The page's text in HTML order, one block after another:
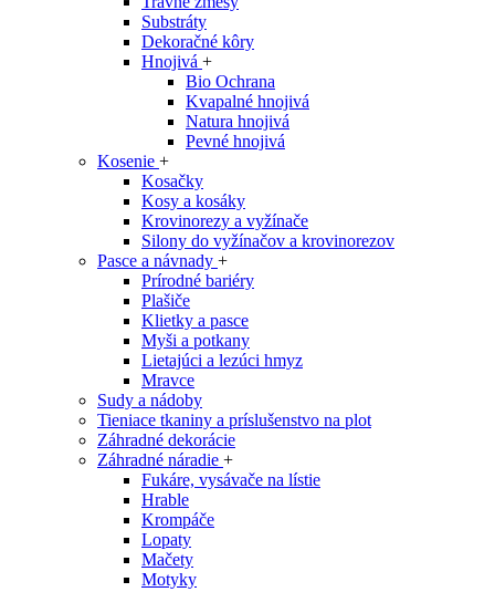
Substráty
Dekoračné kôry
Hnojivá +
Bio Ochrana
Kvapalné hnojivá
Natura hnojivá
Pevné hnojivá
Kosenie +
Kosačky
Kosy a kosáky
Krovinorezy a vyžínače
Silony do vyžínačov a krovinorezov
Pasce a návnady +
Prírodné bariéry
Plašiče
Klietky a pasce
Myši a potkany
Lietajúci a lezúci hmyz
Mravce
Sudy a nádoby
Tieniace tkaniny a príslušenstvo na plot
Záhradné dekorácie
Záhradné náradie +
Fukáre, vysávače na lístie
Hrable
Krompáče
Lopaty
Mačety
Motyky